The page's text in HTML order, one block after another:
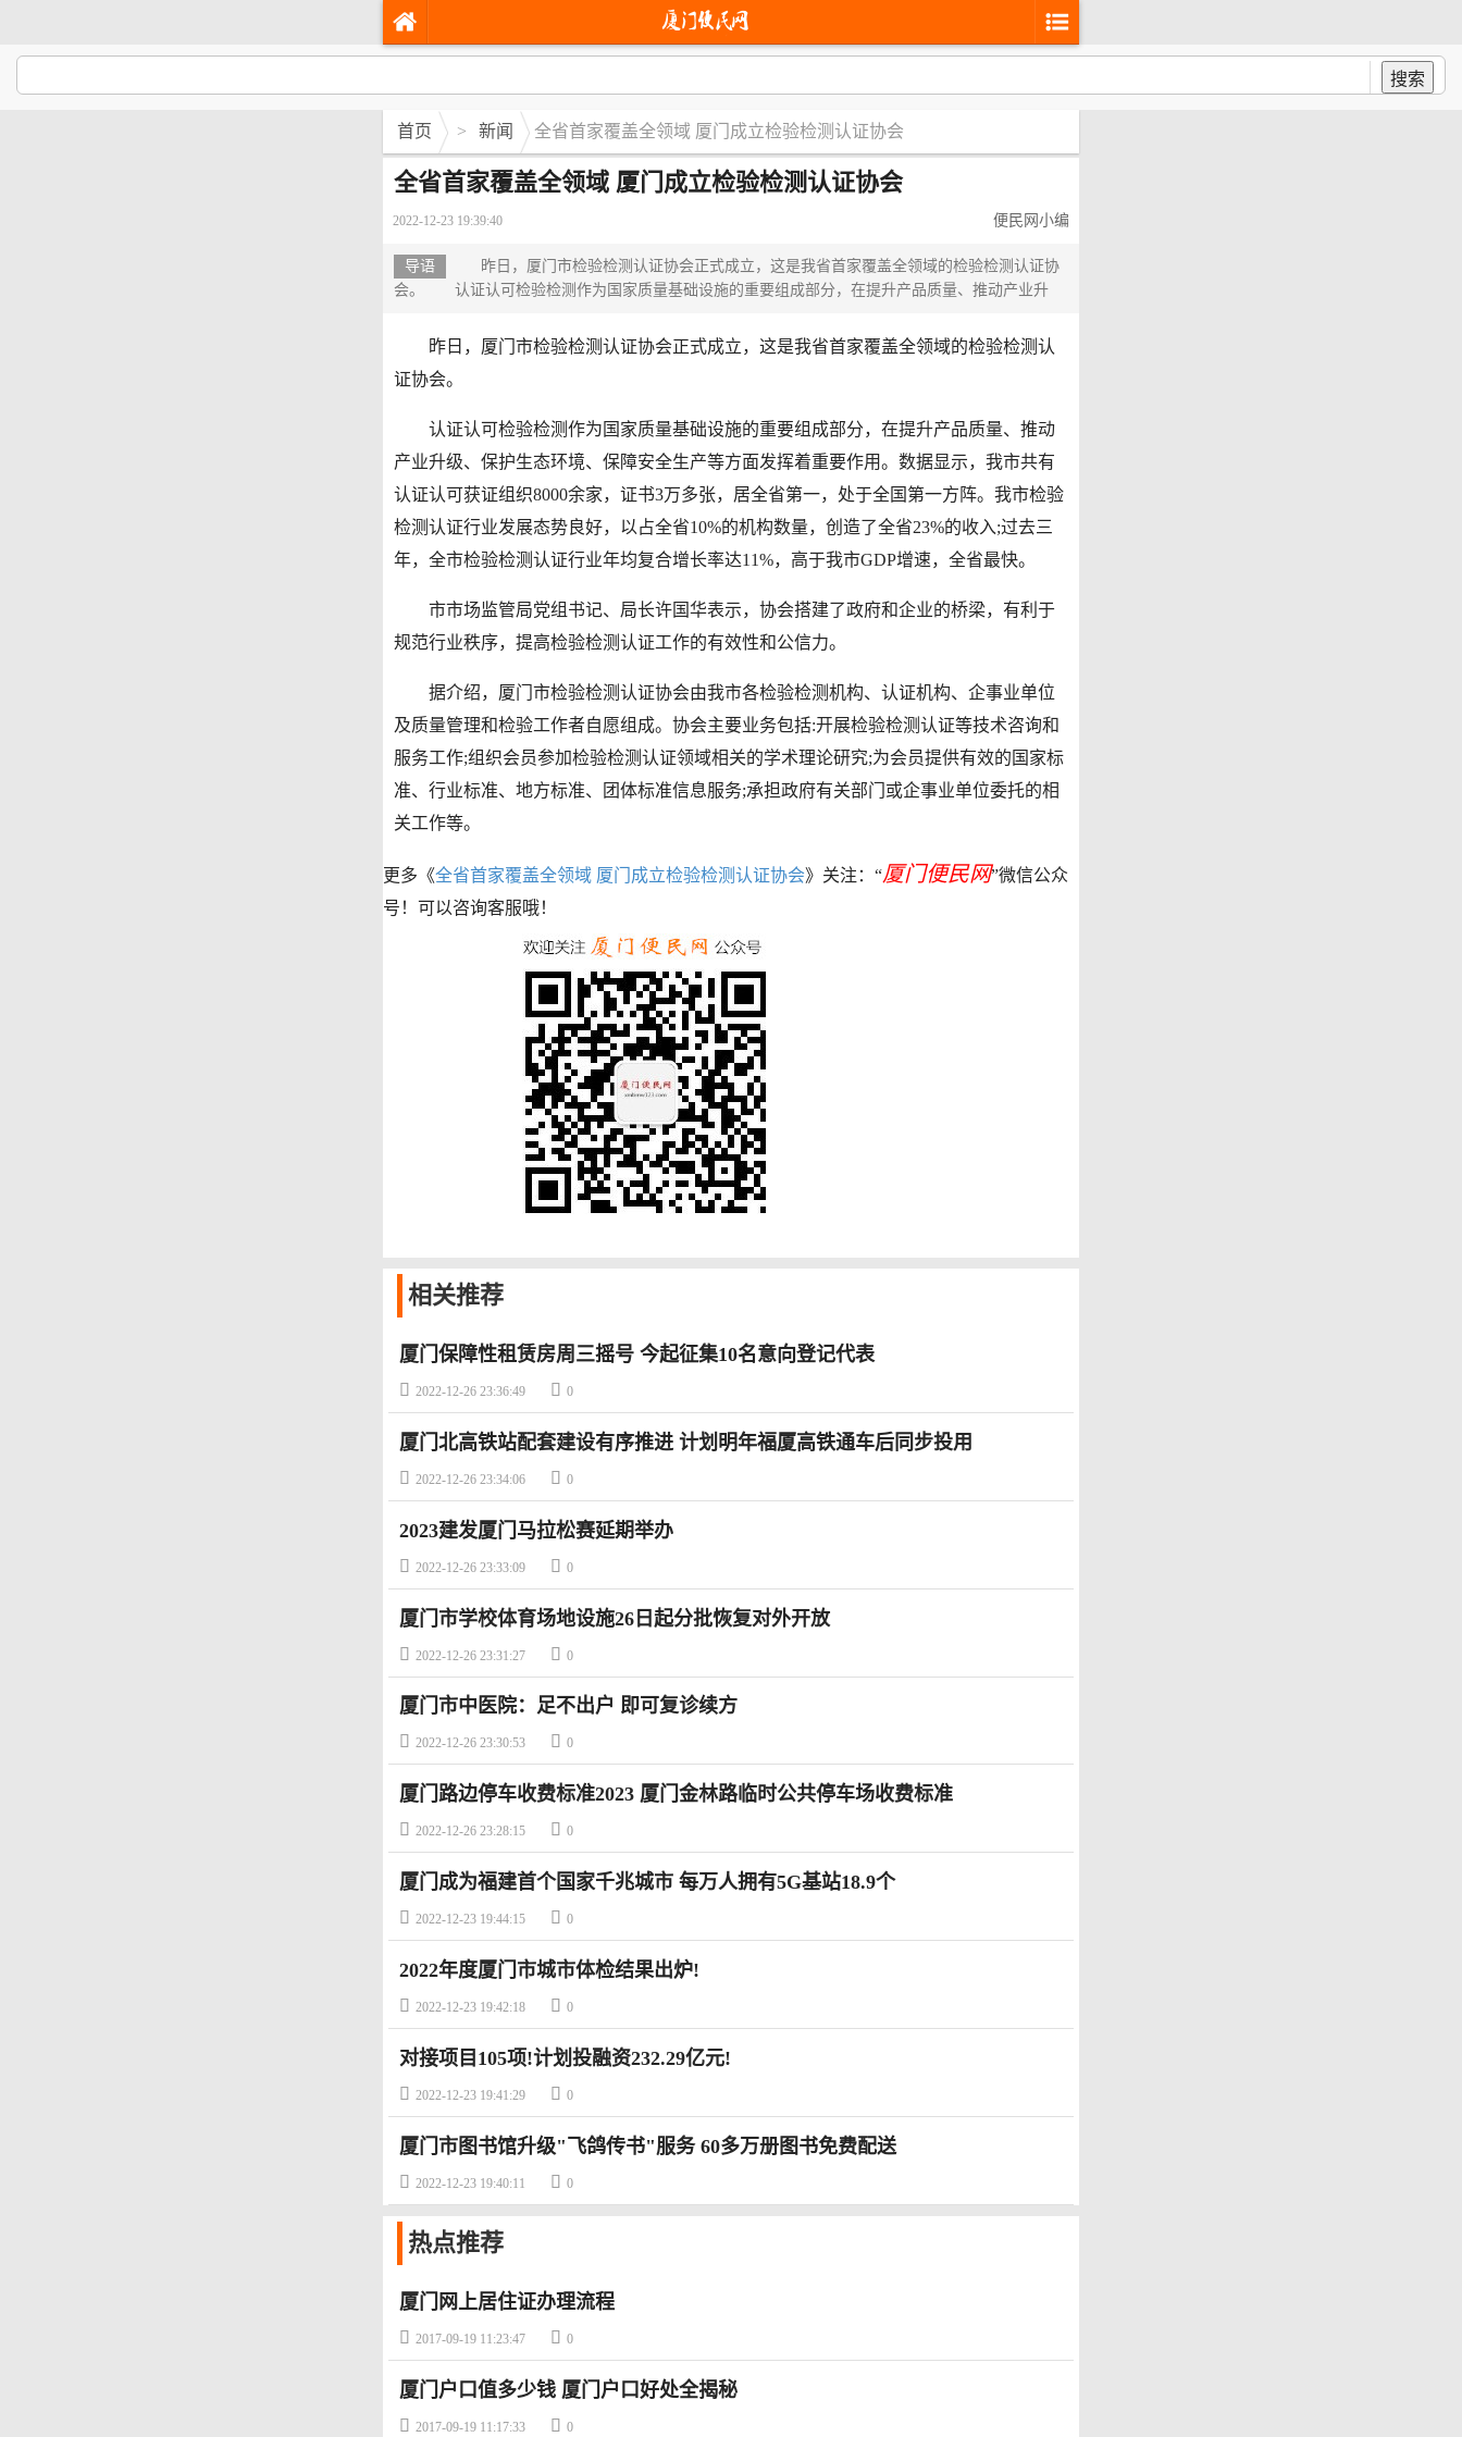
搜索
首页 > 新闻 全省首家覆盖全领域 厦门成立检验检测认证协会
全省首家覆盖全领域 厦门成立检验检测认证协会
2022-12-23 19:39:40 便民网小编
导语
昨日，厦门市检验检测认证协会正式成立，这是我省首家覆盖全领域的检验检测认证协
会。 认证认可检验检测作为国家质量基础设施的重要组成部分，在提升产品质量、推动产业升
昨日，厦门市检验检测认证协会正式成立，这是我省首家覆盖全领域的检验检测认
证协会。
认证认可检验检测作为国家质量基础设施的重要组成部分，在提升产品质量、推动
产业升级、保护生态环境、保障安全生产等方面发挥着重要作用。数据显示，我市共有
认证认可获证组织8000余家，证书3万多张，居全省第一，处于全国第一方阵。我市检验
检测认证行业发展态势良好，以占全省10%的机构数量，创造了全省23%的收入;过去三
年，全市检验检测认证行业年均复合增长率达11%，高于我市GDP增速，全省最快。
市市场监管局党组书记、局长许国华表示，协会搭建了政府和企业的桥梁，有利于
规范行业秩序，提高检验检测认证工作的有效性和公信力。
据介绍，厦门市检验检测认证协会由我市各检验检测机构、认证机构、企事业单位
及质量管理和检验工作者自愿组成。协会主要业务包括:开展检验检测认证等技术咨询和
服务工作;组织会员参加检验检测认证领域相关的学术理论研究;为会员提供有效的国家标
准、行业标准、地方标准、团体标准信息服务;承担政府有关部门或企事业单位委托的相
关工作等。
更多《全省首家覆盖全领域 厦门成立检验检测认证协会》关注：“厦门便民网”微信公众
号！可以咨询客服哦！
相关推荐
厦门保障性租赁房周三摇号 今起征集10名意向登记代表
 2022-12-26 23:36:49  0
厦门北高铁站配套建设有序推进 计划明年福厦高铁通车后同步投用
 2022-12-26 23:34:06  0
2023建发厦门马拉松赛延期举办
 2022-12-26 23:33:09  0
厦门市学校体育场地设施26日起分批恢复对外开放
 2022-12-26 23:31:27  0
厦门市中医院：足不出户 即可复诊续方
 2022-12-26 23:30:53  0
厦门路边停车收费标准2023 厦门金林路临时公共停车场收费标准
 2022-12-26 23:28:15  0
厦门成为福建首个国家千兆城市 每万人拥有5G基站18.9个
 2022-12-23 19:44:15  0
2022年度厦门市城市体检结果出炉!
 2022-12-23 19:42:18  0
对接项目105项!计划投融资232.29亿元!
 2022-12-23 19:41:29  0
厦门市图书馆升级"飞鸽传书"服务 60多万册图书免费配送
 2022-12-23 19:40:11  0
热点推荐
厦门网上居住证办理流程
 2017-09-19 11:23:47  0
厦门户口值多少钱 厦门户口好处全揭秘
 2017-09-19 11:17:33  0